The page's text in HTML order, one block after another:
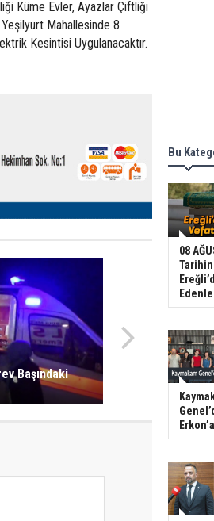
Küme Evler, Ayazlar Çiftliği
Mahallesinde 8
Kesintisi Uygulanacaktır.
Başındaki
Bu
08